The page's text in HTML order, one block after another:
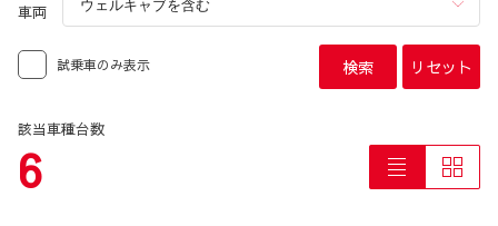
車両
試乗車のみ表示 検索 リセット
該当車種台数
6